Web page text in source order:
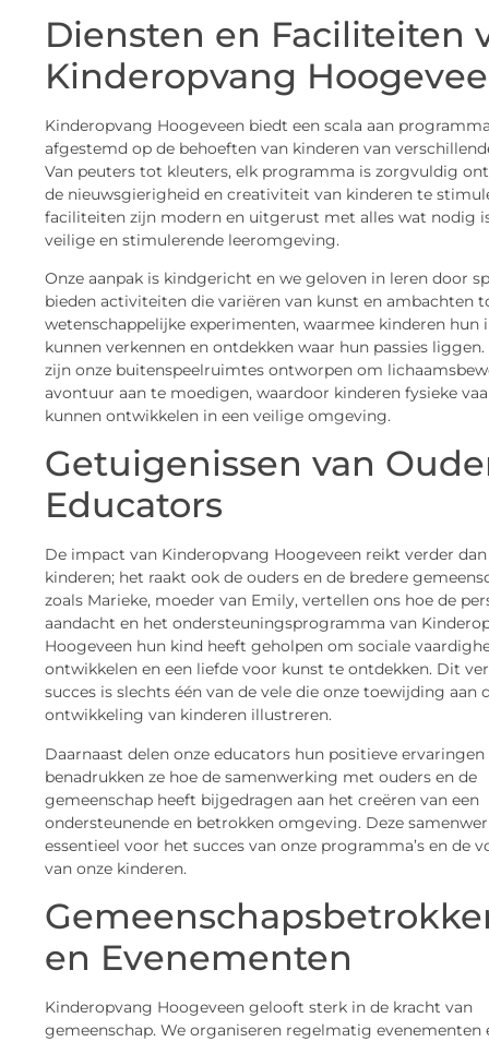
Diensten en Faciliteiten
Kinderopvang
Kinderopvang Hoogeveen biedt een scala aan
afgestemd op de behoeften van kinderen van
Van peuters tot kleuters, elk programma is zorgvuldig
de nieuwsgierigheid en creativiteit van kinderen te
faciliteiten zijn modern en uitgerust met alles wat nodig
veilige en stimulerende leeromgeving.
Onze aanpak is kindgericht en we geloven in leren door
bieden activiteiten die variëren van kunst en ambachten
wetenschappelijke experimenten, waarmee kinderen hun
kunnen verkennen en ontdekken waar hun passies
zijn onze buitenspeelruimtes ontworpen om
avontuur aan te moedigen, waardoor kinderen fysieke
kunnen ontwikkelen in een veilige omgeving.
Getuigenissen van
Educators
De impact van Kinderopvang Hoogeveen reikt verder dan
kinderen; het raakt ook de ouders en de bredere
zoals Marieke, moeder van Emily, vertellen ons hoe de
aandacht en het ondersteuningsprogramma van
Hoogeveen hun kind heeft geholpen om sociale
ontwikkelen en een liefde voor kunst te ontdekken. Dit
succes is slechts één van de vele die onze toewijding aan
ontwikkeling van kinderen illustreren.
Daarnaast delen onze educators hun positieve ervaringen
benadrukken ze hoe de samenwerking met ouders en de
gemeenschap heeft bijgedragen aan het creëren van een
ondersteunende en betrokken omgeving. Deze
essentieel voor het succes van onze programma’s en de
van onze kinderen.
en Evenementen
Kinderopvang Hoogeveen gelooft sterk in de kracht van
gemeenschap. We organiseren regelmatig evenementen